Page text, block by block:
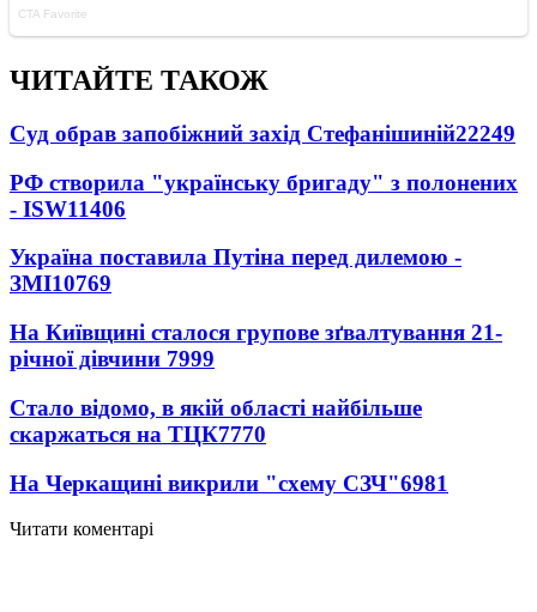
ЧИТАЙТЕ ТАКОЖ
Суд обрав запобіжний захід Стефанішиній22249
РФ створила "українську бригаду" з полонених
- ISW11406
Україна поставила Путіна перед дилемою -
ЗМІ10769
На Київщині сталося групове зґвалтування 21-
річної дівчини 7999
Стало відомо, в якій області найбільше
скаржаться на ТЦК7770
На Черкащині викрили "схему СЗЧ"6981
Читати коментарі